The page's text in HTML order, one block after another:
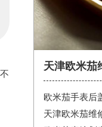
天津欧米茄
天津欧米茄维